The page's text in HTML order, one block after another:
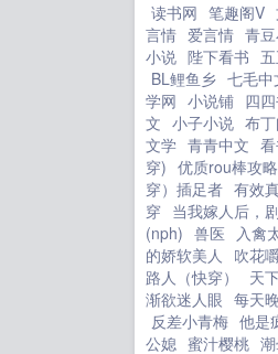
读书网 笔趣阁V
言情 爱言情 青
小说 陛下看书
BL鲤鱼乡 七毛中
学网 小说铺 四
文 小子小说 布
文学 青青中文
穿) 优质rou棒攻
穿）插足者 有效
穿 当我嫁人后，
(nph) 兽医 入禽
的娇软美人
吹花
路人（快穿）
天
渐欲迷人眼 每天
反差小青梅 他是
公媳 蜜汁樱桃